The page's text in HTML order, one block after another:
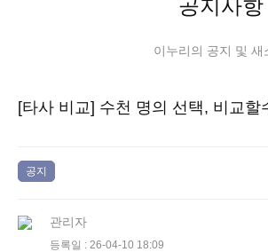
공지사항
이누리의 공지 및 새
[타사 비교] 수천 명의 선택, 비교할
공지
관리자
등록일 : 26-04-10 18:09